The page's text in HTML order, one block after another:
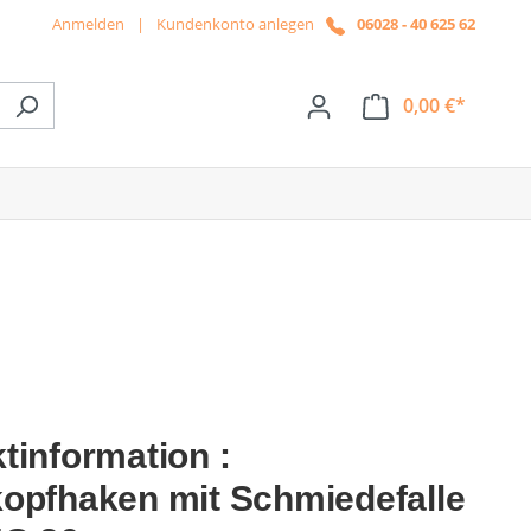
Anmelden | Kundenkonto anlegen 06028 - 40 625 62
0,00 €*
das Dropdown der Kategorie News
:
mit Schmiedefalle